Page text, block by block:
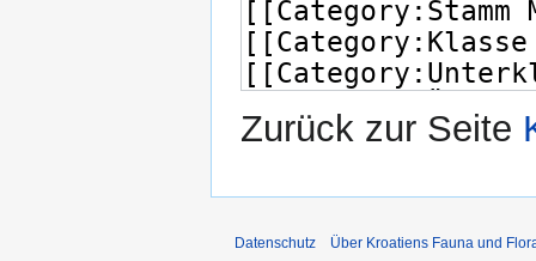
Zurück zur Seite
Datenschutz Über Kroatiens Fauna und